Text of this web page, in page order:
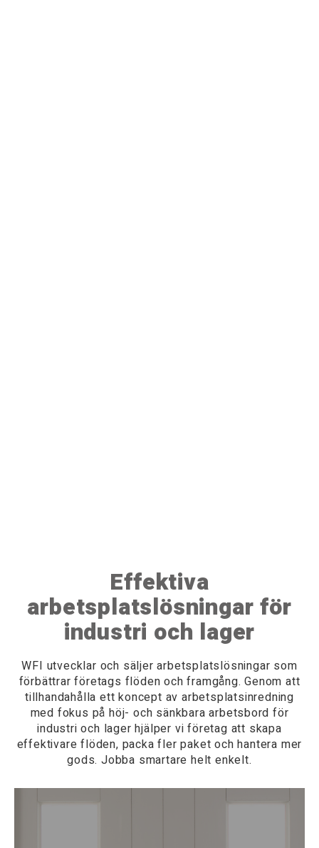
Effektiva
arbetsplatslösningar för
industri och lager
WFI utvecklar och säljer arbetsplatslösningar som
förbättrar företags flöden och framgång. Genom att
tillhandahålla ett koncept av arbetsplatsinredning
med fokus på höj- och sänkbara arbetsbord för
industri och lager hjälper vi företag att skapa
effektivare flöden, packa fler paket och hantera mer
gods. Jobba smartare helt enkelt.